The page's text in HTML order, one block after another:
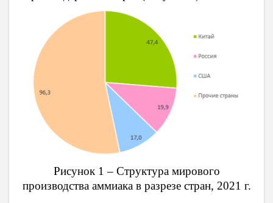
Рисунок 1 – Структура мирового
производства аммиака в разрезе стран, 2021 г.